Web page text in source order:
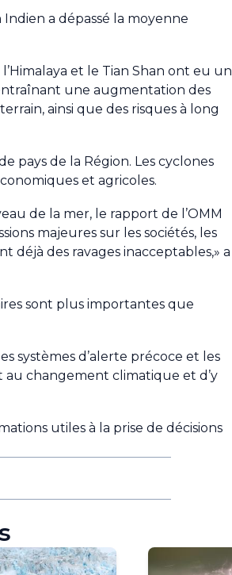
a dépassé la moyenne
et le Tian Shan ont eu un
une augmentation des
ainsi que des risques à long
pays de la Région. Les cyclones
et agricoles.
de la mer, le rapport de l’OMM
majeures sur les sociétés, les
déjà des ravages inacceptables,» a
sont plus importantes que
systèmes d’alerte précoce et les
changement climatique et d’y
utiles à la prise de décisions